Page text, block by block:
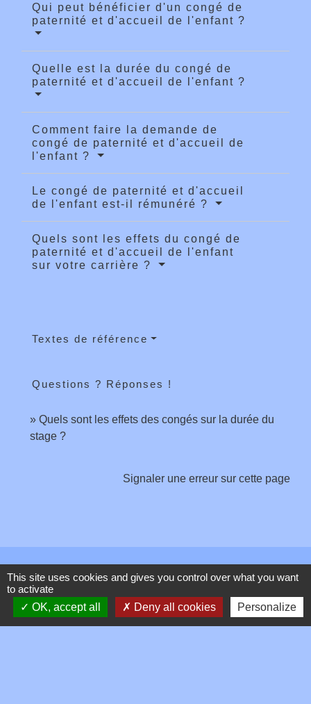
Qui peut bénéficier d'un congé de
paternité et d'accueil de l'enfant ?
Quelle est la durée du congé de
paternité et d'accueil de l'enfant ?
Comment faire la demande de
congé de paternité et d'accueil de
l'enfant ?
Le congé de paternité et d'accueil
de l'enfant est-il rémunéré ?
Quels sont les effets du congé de
paternité et d'accueil de l'enfant
sur votre carrière ?
Textes de référence
Questions ? Réponses !
Quels sont les effets des congés sur la durée du
stage ?
Signaler une erreur sur cette page
Contacts
Commune de Toussieux
346, Route du Morbier
01600 Toussieux - FRANCE
This site uses cookies and gives you control over what you want
to activate
OK, accept all
Deny all cookies Personalize